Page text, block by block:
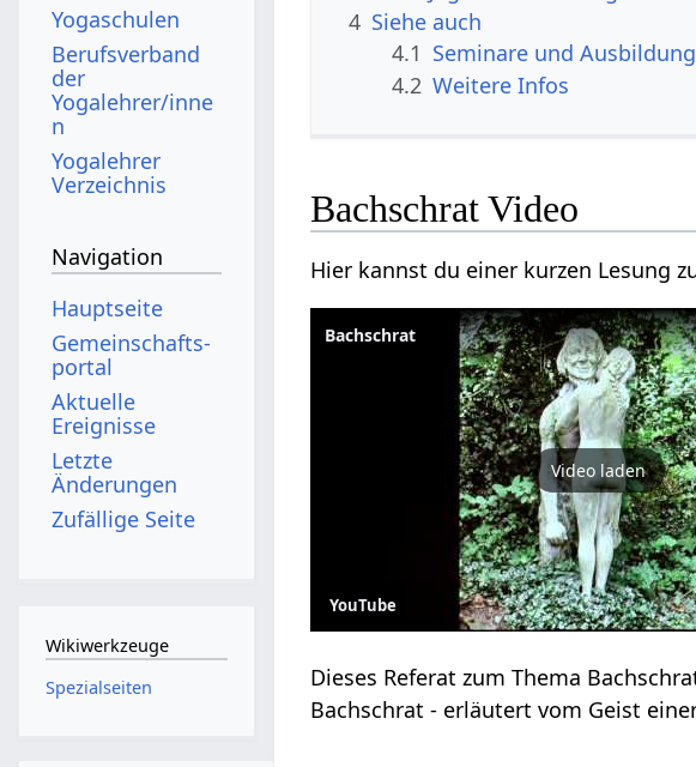
4 Siehe auch
4.1 Seminare und
4.2 Weitere Infos
Bachschrat Video
Hier kannst du einer kurzen Lesung
Bachschrat
Video laden
YouTube
Dieses Referat zum Thema
Bachschrat - erläutert vom Geist
Yogaschulen
Berufsverband
der
Yogalehrer/inne
n
Yogalehrer
Verzeichnis
Navigation
Hauptseite
Gemeinschafts­
portal
Aktuelle
Ereignisse
Letzte
Änderungen
Zufällige Seite
Wikiwerkzeuge
Spezialseiten